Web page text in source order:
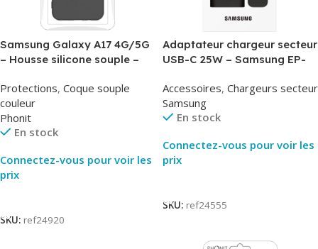
Samsung Galaxy A17 4G/5G
– Housse silicone souple –
Protections, Coque souple
couleur
Phonit
En stock
Connectez-vous pour voir les
prix
SKU: ref24920
Adaptateur chargeur secteur
USB-C 25W – Samsung EP-
Packaging Original
Accessoires, Chargeurs secteur
Samsung
En stock
Connectez-vous pour voir les
prix
SKU: ref24555